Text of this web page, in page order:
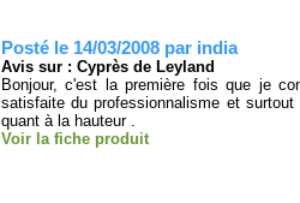
Posté le 14/03/2008 par india
Avis sur : Cyprès de Leyland
Bonjour, c'est la première fois que je
satisfaite du professionnalisme et
quant à la hauteur .
Voir la fiche produit